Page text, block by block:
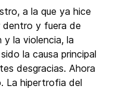
a la que ya hice
dentro y fuera de
y la violencia, la
la causa principal
desgracias. Ahora
La hipertrofia del